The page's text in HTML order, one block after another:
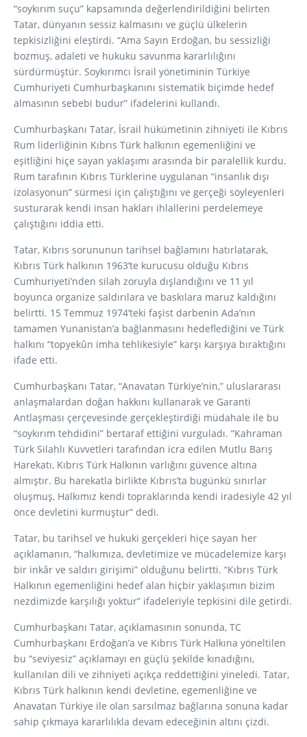
“soykırım suçu” kapsamında değerlendirildiğini belirten
Tatar, dünyanın sessiz kalmasını ve güçlü ülkelerin
tepkisizliğini eleştirdi. “Ama Sayın Erdoğan, bu sessizliği
bozmuş, adaleti ve hukuku savunma kararlılığını
sürdürmüştür. Soykırımcı İsrail yönetiminin Türkiye
Cumhuriyeti Cumhurbaşkanını sistematik biçimde hedef
almasının sebebi budur” ifadelerini kullandı.
Cumhurbaşkanı Tatar, İsrail hükümetinin zihniyeti ile Kıbrıs
Rum liderliğinin Kıbrıs Türk halkının egemenliğini ve
eşitliğini hiçe sayan yaklaşımı arasında bir paralellik kurdu.
Rum tarafının Kıbrıs Türklerine uygulanan “insanlık dışı
izolasyonun” sürmesi için çalıştığını ve gerçeği söyleyenleri
susturarak kendi insan hakları ihlallerini perdelemeye
çalıştığını iddia etti.
Tatar, Kıbrıs sorununun tarihsel bağlamını hatırlatarak,
Kıbrıs Türk halkının 1963’te kurucusu olduğu Kıbrıs
Cumhuriyeti’nden silah zoruyla dışlandığını ve 11 yıl
boyunca organize saldırılara ve baskılara maruz kaldığını
belirtti. 15 Temmuz 1974’teki faşist darbenin Ada’nın
tamamen Yunanistan’a bağlanmasını hedeflediğini ve Türk
halkını “topyekûn imha tehlikesiyle” karşı karşıya bıraktığını
ifade etti.
Cumhurbaşkanı Tatar, “Anavatan Türkiye’nin,” uluslararası
anlaşmalardan doğan hakkını kullanarak ve Garanti
Antlaşması çerçevesinde gerçekleştirdiği müdahale ile bu
“soykırım tehdidini” bertaraf ettiğini vurguladı. “Kahraman
Türk Silahlı Kuvvetleri tarafından icra edilen Mutlu Barış
Harekatı, Kıbrıs Türk Halkının varlığını güvence altına
almıştır. Bu harekatla birlikte Kıbrıs’ta bugünkü sınırlar
oluşmuş, Halkımız kendi topraklarında kendi iradesiyle 42 yıl
önce devletini kurmuştur” dedi.
Tatar, bu tarihsel ve hukuki gerçekleri hiçe sayan her
açıklamanın, “halkımıza, devletimize ve mücadelemize karşı
bir inkâr ve saldırı girişimi” olduğunu belirtti. “Kıbrıs Türk
Halkının egemenliğini hedef alan hiçbir yaklaşımın bizim
nezdimizde karşılığı yoktur” ifadeleriyle tepkisini dile getirdi.
Cumhurbaşkanı Tatar, açıklamasının sonunda, TC
Cumhurbaşkanı Erdoğan’a ve Kıbrıs Türk Halkına yöneltilen
bu “seviyesiz” açıklamayı en güçlü şekilde kınadığını,
kullanılan dili ve zihniyeti açıkça reddettiğini yineledi. Tatar,
Kıbrıs Türk halkının kendi devletine, egemenliğine ve
Anavatan Türkiye ile olan sarsılmaz bağlarına sonuna kadar
sahip çıkmaya kararlılıkla devam edeceğinin altını çizdi.